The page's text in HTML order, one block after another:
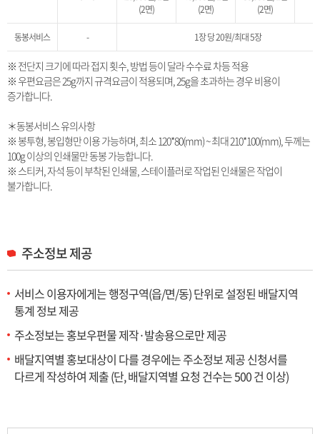
(2면)
(2면)
(2면)
동봉서비스 - 1장 당 20원/최대 5장
※ 전단지 크기에 따라 접지 횟수, 방법 등이 달라 수수료 차등 적용
※ 우편요금은 25g까지 규격요금이 적용되며, 25g을 초과하는 경우 비용이
증가합니다.
＊동봉서비스 유의사항
※ 봉투형, 봉입형만 이용 가능하며, 최소 120*80(mm) ~ 최대 210*100(mm), 두께는
100g 이상의 인쇄물만 동봉 가능합니다.
※ 스티커, 자석 등이 부착된 인쇄물, 스테이플러로 작업된 인쇄물은 작업이
불가합니다.
주소정보 제공
서비스 이용자에게는 행정구역(읍/면/동) 단위로 설정된 배달지역
통계 정보 제공
주소정보는 홍보우편물 제작·발송용으로만 제공
배달지역별 홍보대상이 다를 경우에는 주소정보 제공 신청서를
다르게 작성하여 제출(단, 배달지역별 요청 건수는 500 건 이상)